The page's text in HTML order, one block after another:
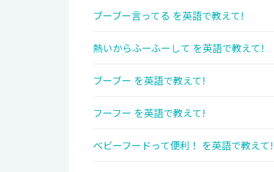
ブーブー言ってる を英語で教えて!
熱いからふーふーして を英語で教えて!
ブーブー を英語で教えて!
フーフー を英語で教えて!
ベビーフードって便利！ を英語で教えて!